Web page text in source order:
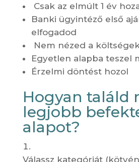
Csak az elmúlt 1 év
Banki ügyintéző első
elfogadod
Nem nézed a
Egyetlen alapba teszel
Érzelmi döntést hozol
Hogyan találd
legjobb
alapot?
Válassz kategóriát